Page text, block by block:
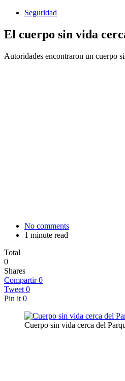
Seguridad
El cuerpo sin vida
Autoridades encontraron un cuerpo
No comments
1 minute read
Total
0
Shares
Compartir 0
Tweet 0
Pin it 0
Cuerpo sin vida cerca del